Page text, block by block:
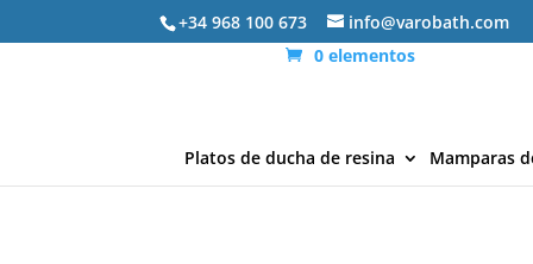
+34 968 100 673 info@varobath.com
0 elementos
Platos de ducha de resina Mamparas